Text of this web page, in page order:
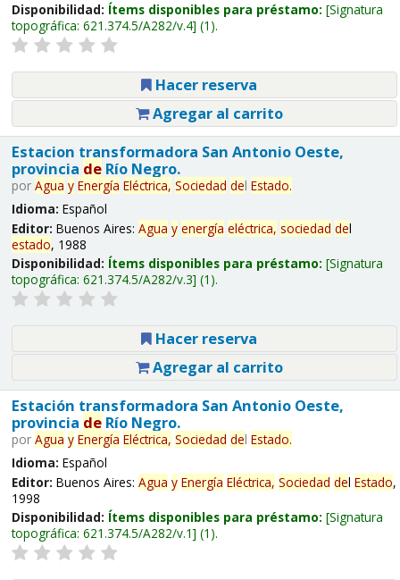
Disponibilidad: Ítems disponibles para préstamo: Signatura
topográfica: 621.374.5/A282/v.4 (1).
Hacer reserva
Agregar al carrito
Estacion transformadora San Antonio Oeste,
provincia deRío Negro.
por Agua y Energía Eléctrica, Sociedad del Estado.
Idioma: Español
Editor: Buenos Aires: Agua y energía eléctrica, sociedad del
estado, 1988
Disponibilidad: Ítems disponibles para préstamo: Signatura
topográfica: 621.374.5/A282/v.3 (1).
Hacer reserva
Agregar al carrito
Estación transformadora San Antonio Oeste,
provincia deRío Negro.
por Agua y Energía Eléctrica, Sociedad del Estado.
Idioma: Español
Editor: Buenos Aires: Agua y Energía Eléctrica, Sociedad del Estado,
1998
Disponibilidad: Ítems disponibles para préstamo: Signatura
topográfica: 621.374.5/A282/v.1 (1).